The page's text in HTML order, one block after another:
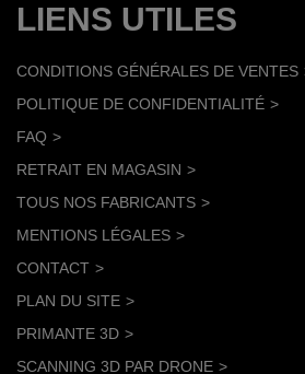
LIENS UTILES
CONDITIONS GÉNÉRALES DE VENTES
POLITIQUE DE CONFIDENTIALITÉ
FAQ
RETRAIT EN MAGASIN
TOUS NOS FABRICANTS
MENTIONS LÉGALES
CONTACT
PLAN DU SITE
PRIMANTE 3D
SCANNING 3D PAR DRONE